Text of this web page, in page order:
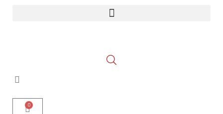
0